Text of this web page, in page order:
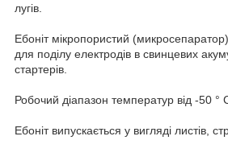
лугів.
Ебоніт мікропористий
для поділу електродів в свинцевих
стартерів.
Робочий діапазон температур від -50 °
Ебоніт випускається у вигляді листів,